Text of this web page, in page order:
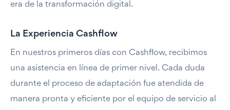
era de la transformación digital.
La Experiencia Cashflow
En nuestros primeros días con Cashflow, recibimos
una asistencia en línea de primer nivel. Cada duda
durante el proceso de adaptación fue atendida de
manera pronta y eficiente por el equipo de servicio al